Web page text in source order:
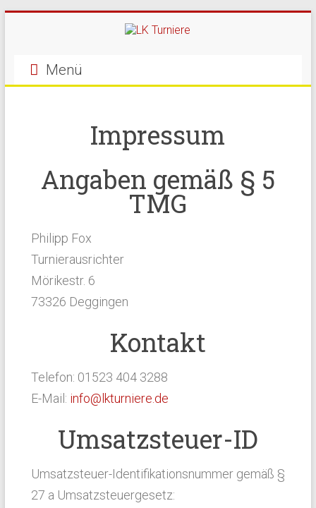
Menü
Impressum
Angaben gemäß § 5
TMG
Philipp Fox
Turnierausrichter
Mörikestr. 6
73326 Deggingen
Kontakt
Telefon: 01523 404 3288
E-Mail: info@lkturniere.de
Umsatzsteuer-ID
Umsatzsteuer-Identifikationsnummer gemäß §
27 a Umsatzsteuergesetz: